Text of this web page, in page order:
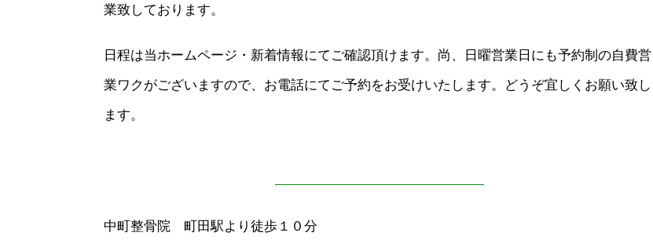
業致しております。
日程は当ホームページ・新着情報にてご確認頂けます。尚、日曜営業日にも予約制の自費営
業ワクがございますので、お電話にてご予約をお受けいたします。どうぞ宜しくお願い致し
ます。
———————————————————
中町整骨院 町田駅より徒歩１０分